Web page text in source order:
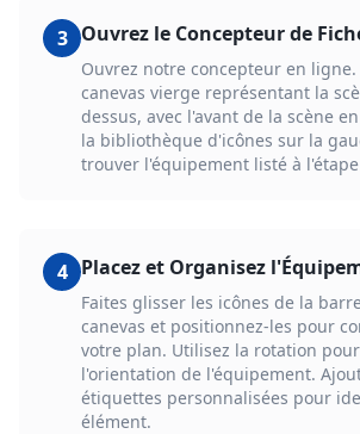
3 Ouvrez le Concepteur de
Ouvrez notre concepteur en ligne.
canevas vierge représentant la
dessus, avec l'avant de la scène
la bibliothèque d'icônes sur la
trouver l'équipement listé à
4 Placez et Organisez
Faites glisser les icônes de la
canevas et positionnez-les pour
votre plan. Utilisez la rotation
l'orientation de l'équipement.
étiquettes personnalisées pour
élément.